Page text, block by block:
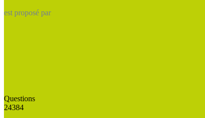
est proposé par
Questions
24384